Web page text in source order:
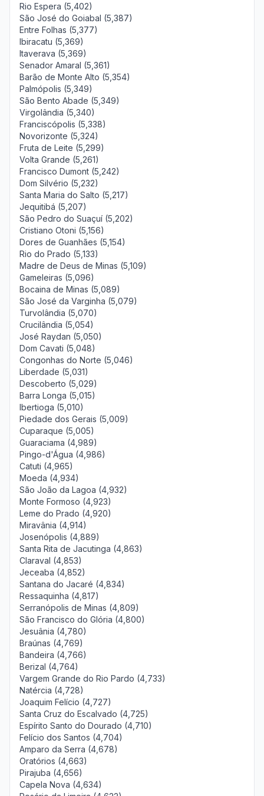
Rio Espera (5,402)
São José do Goiabal (5,387)
Entre Folhas (5,377)
Ibiracatu (5,369)
Itaverava (5,369)
Senador Amaral (5,361)
Barão de Monte Alto (5,354)
Palmópolis (5,349)
São Bento Abade (5,349)
Virgolândia (5,340)
Franciscópolis (5,338)
Novorizonte (5,324)
Fruta de Leite (5,299)
Volta Grande (5,261)
Francisco Dumont (5,242)
Dom Silvério (5,232)
Santa Maria do Salto (5,217)
Jequitibá (5,207)
São Pedro do Suaçuí (5,202)
Cristiano Otoni (5,156)
Dores de Guanhães (5,154)
Rio do Prado (5,133)
Madre de Deus de Minas (5,109)
Gameleiras (5,096)
Bocaina de Minas (5,089)
São José da Varginha (5,079)
Turvolândia (5,070)
Crucilândia (5,054)
José Raydan (5,050)
Dom Cavati (5,048)
Congonhas do Norte (5,046)
Liberdade (5,031)
Descoberto (5,029)
Barra Longa (5,015)
Ibertioga (5,010)
Piedade dos Gerais (5,009)
Cuparaque (5,005)
Guaraciama (4,989)
Pingo-d'Água (4,986)
Catuti (4,965)
Moeda (4,934)
São João da Lagoa (4,932)
Monte Formoso (4,923)
Leme do Prado (4,920)
Miravânia (4,914)
Josenópolis (4,889)
Santa Rita de Jacutinga (4,863)
Claraval (4,853)
Jeceaba (4,852)
Santana do Jacaré (4,834)
Ressaquinha (4,817)
Serranópolis de Minas (4,809)
São Francisco do Glória (4,800)
Jesuânia (4,780)
Braúnas (4,769)
Bandeira (4,766)
Berizal (4,764)
Vargem Grande do Rio Pardo (4,733)
Natércia (4,728)
Joaquim Felício (4,727)
Santa Cruz do Escalvado (4,725)
Espírito Santo do Dourado (4,710)
Felício dos Santos (4,704)
Amparo da Serra (4,678)
Oratórios (4,663)
Pirajuba (4,656)
Capela Nova (4,634)